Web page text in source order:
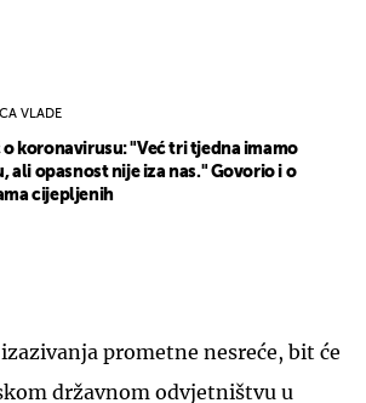
VLADE
o koronavirusu: "Već tri tjedna imamo
ali opasnost nije iza nas." Govorio i o
cijepljenih
prometne nesreće, bit će
državnom odvjetništvu u